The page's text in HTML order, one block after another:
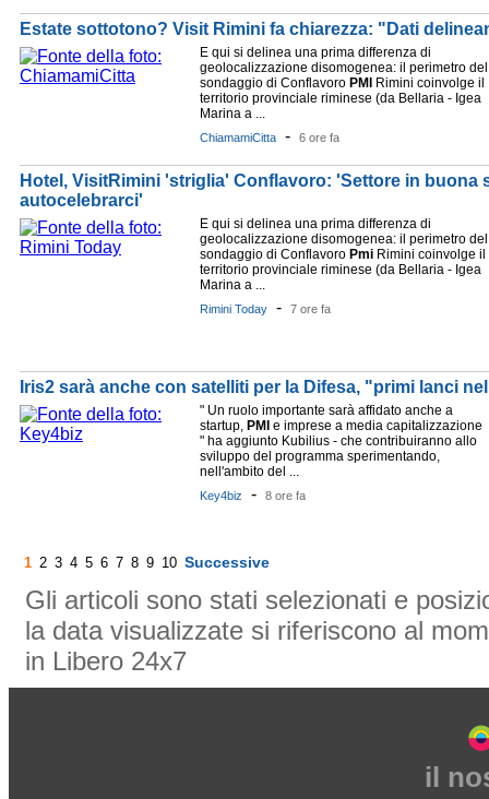
Estate sottotono? Visit Rimini fa chiarezza: "Dati
E qui si delinea una prima differenza di
geolocalizzazione disomogenea: il perimetro del
sondaggio di Conflavoro PMI
Rimini coinvolge il
territorio provinciale riminese (da Bellaria - Igea
Marina a ...
ChiamamiCitta - 6 ore fa
Hotel, VisitRimini 'striglia' Conflavoro: 'Settore in buona
autocelebrarci'
E qui si delinea una prima differenza di
geolocalizzazione disomogenea: il perimetro del
sondaggio di Conflavoro Pmi Rimini coinvolge il
territorio provinciale riminese (da Bellaria - Igea
Marina a ...
Rimini Today - 7 ore fa
Iris2 sarà anche con satelliti per la Difesa, "primi lanci
" Un ruolo importante sarà affidato anche a
startup, PMI e imprese a media capitalizzazione
" ha aggiunto Kubilius - che contribuiranno allo
sviluppo del programma sperimentando,
nell'ambito del ...
Key4biz - 8 ore fa
1 2 3 4 5 6 7 8 9 10 Successive
Gli articoli sono stati selezionati e
la data visualizzate si riferiscono al
in Libero 24x7
il